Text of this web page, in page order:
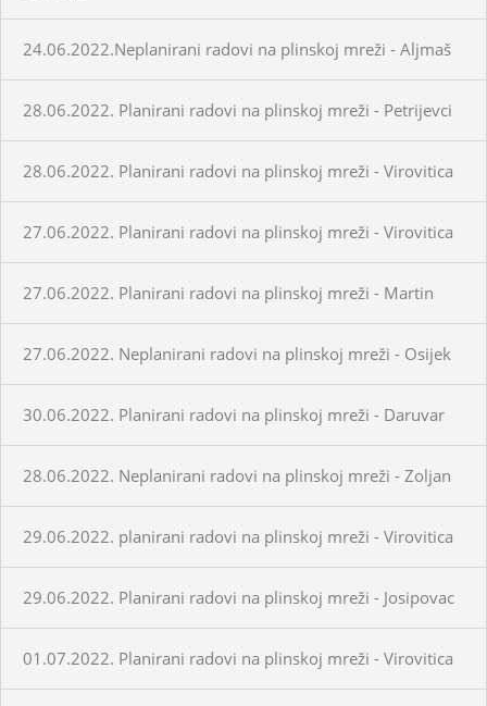
24.06.2022.Neplanirani radovi na plinskoj mreži - Aljmaš
28.06.2022. Planirani radovi na plinskoj mreži - Petrijevci
28.06.2022. Planirani radovi na plinskoj mreži - Virovitica
27.06.2022. Planirani radovi na plinskoj mreži - Virovitica
27.06.2022. Planirani radovi na plinskoj mreži - Martin
27.06.2022. Neplanirani radovi na plinskoj mreži - Osijek
30.06.2022. Planirani radovi na plinskoj mreži - Daruvar
28.06.2022. Neplanirani radovi na plinskoj mreži - Zoljan
29.06.2022. planirani radovi na plinskoj mreži - Virovitica
29.06.2022. Planirani radovi na plinskoj mreži - Josipovac
01.07.2022. Planirani radovi na plinskoj mreži - Virovitica